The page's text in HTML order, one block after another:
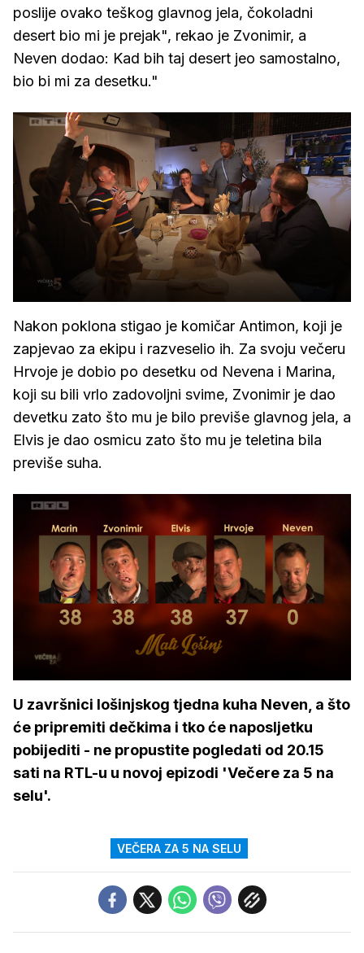
poslije ovako teškog glavnog jela, čokoladni
desert bio mi je prejak", rekao je Zvonimir, a
Neven dodao: Kad bih taj desert jeo samostalno,
bio bi mi za desetku."
Nakon poklona stigao je komičar Antimon, koji je
zapjevao za ekipu i razveselio ih. Za svoju večeru
Hrvoje je dobio po desetku od Nevena i Marina,
koji su bili vrlo zadovoljni svime, Zvonimir je dao
devetku zato što mu je bilo previše glavnog jela, a
Elvis je dao osmicu zato što mu je teletina bila
previše suha.
U završnici lošinjskog tjedna kuha Neven, a što
će pripremiti dečkima i tko će naposljetku
pobijediti - ne propustite pogledati od 20.15
sati na RTL-u u novoj epizodi 'Večere za 5 na
selu'.
VEČERA ZA 5 NA SELU